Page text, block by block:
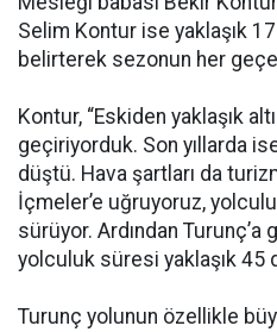
Selim Kontur ise yaklaşık 17
belirterek sezonun her
Kontur, “Eskiden yaklaşık
geçiriyorduk. Son yıllarda
düştü. Hava şartları da
İçmeler’e uğruyoruz,
sürüyor. Ardından
yolculuk süresi yaklaşık 45
Turunç yolunun özellikle